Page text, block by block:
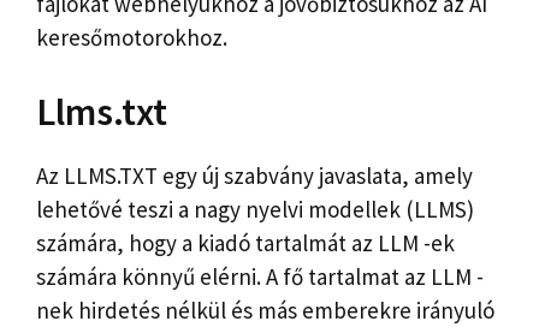
keresőmotorokhoz.
Llms.txt
Az LLMS.TXT egy új szabvány javaslata, amely
lehetővé teszi a nagy nyelvi modellek (LLMS)
számára, hogy a kiadó tartalmát az LLM -ek
számára könnyű elérni. A fő tartalmat az LLM -
nek hirdetés nélkül és más emberekre irányuló